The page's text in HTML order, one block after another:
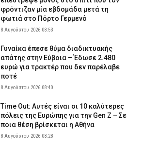
φρόντιζαν μία εβδομάδα μετά τη
φωτιά στο Πόρτο Γερμενό
8 Αυγούστου 2026 08:53
Γυναίκα έπεσε θύμα διαδικτυακής
απάτης στην Εύβοια – Έδωσε 2.480
ευρώ για τρακτέρ που δεν παρέλαβε
ποτέ
8 Αυγούστου 2026 08:40
Time Out: Αυτές είναι οι 10 καλύτερες
πόλεις της Ευρώπης για την Gen Z – Σε
ποια θέση βρίσκεται η Αθήνα
8 Αυγούστου 2026 08:28